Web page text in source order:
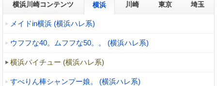
横浜川崎コンテンツ 横浜 川崎 東京 埼玉
メイドin横浜 (横浜ハレ系)
ウフフな40。ムフフな50。。 (横浜ハレ系)
横浜パイチュー (横浜ハレ系)
すべりん棒シャンプー娘。 (横浜ハレ系)